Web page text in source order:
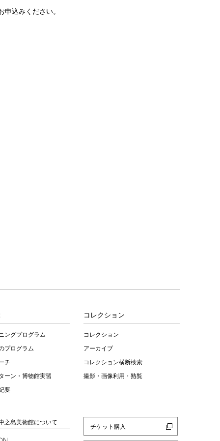
込みください。
ングプログラム
プログラム
チ
ーン・博物館実習
要
コレクション
コレクション
アーカイブ
コレクション横断検索
撮影・画像利用・熟覧
之島美術館について
チケット購入